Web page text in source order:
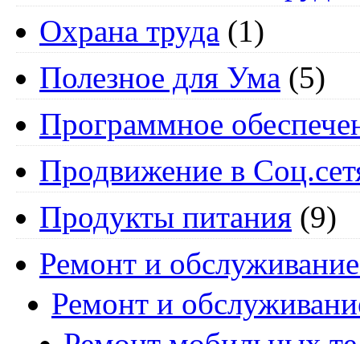
Охрана труда (1)
Полезное для Ума (5)
Программное
Продвижение в
Продукты питания (9)
Ремонт и
Ремонт и